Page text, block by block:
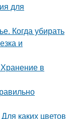
для
Когда убирать
и
в
каких цветов